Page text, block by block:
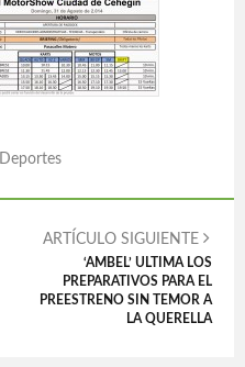
Deportes
ARTÍCULO SIGUIENTE
‘AMBEL’ ULTIMA LOS
PREPARATIVOS PARA EL
PREESTRENO SIN TEMOR A
LA QUERELLA